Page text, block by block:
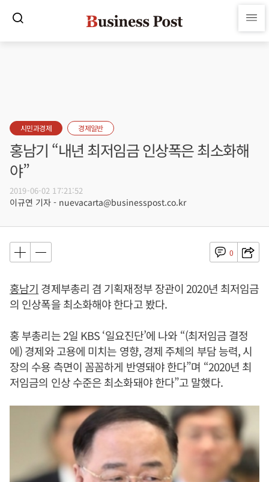
시민과경제 경제일반
홍남기 “내년 최저임금 인상폭은 최소화해
야”
2019-06-02 17:21:52
이규연 기자 - nuevacarta@businesspost.co.kr
0
홍남기 경제부총리 겸 기획재정부 장관이 2020년 최저임금
의 인상폭을 최소화해야 한다고 봤다.
홍 부총리는 2일 KBS ‘일요진단’에 나와 “(최저임금 결정
에) 경제와 고용에 미치는 영향, 경제 주체의 부담 능력, 시
장의 수용 측면이 꼼꼼하게 반영돼야 한다”며 “2020년 최
저임금의 인상 수준은 최소화돼야 한다”고 말했다.